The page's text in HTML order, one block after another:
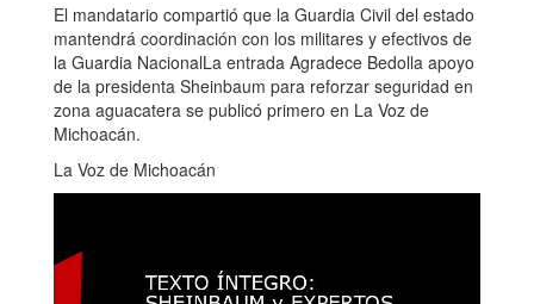
El mandatario compartió que la Guardia Civil del estado
mantendrá coordinación con los militares y efectivos de
la Guardia NacionalLa entrada Agradece Bedolla apoyo
de la presidenta Sheinbaum para reforzar seguridad en
zona aguacatera se publicó primero en La Voz de
Michoacán.
La Voz de Michoacán